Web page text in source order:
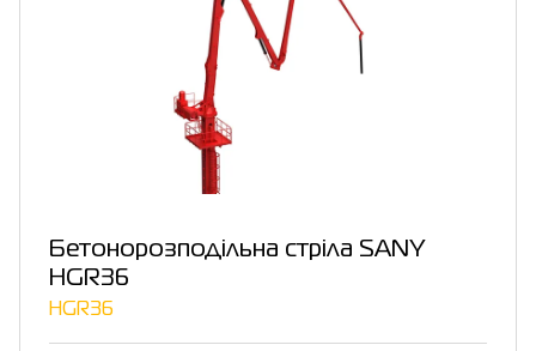
Бетонорозподільна стріла SANY
HGR36
HGR36